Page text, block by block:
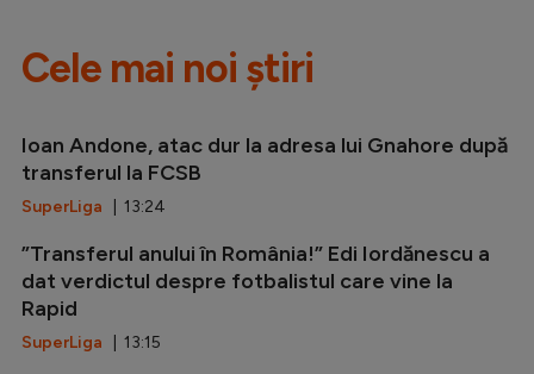
Cele mai noi știri
Ioan Andone, atac dur la adresa lui Gnahore după
transferul la FCSB
SuperLiga | 13:24
”Transferul anului în România!” Edi Iordănescu a
dat verdictul despre fotbalistul care vine la
Rapid
SuperLiga | 13:15